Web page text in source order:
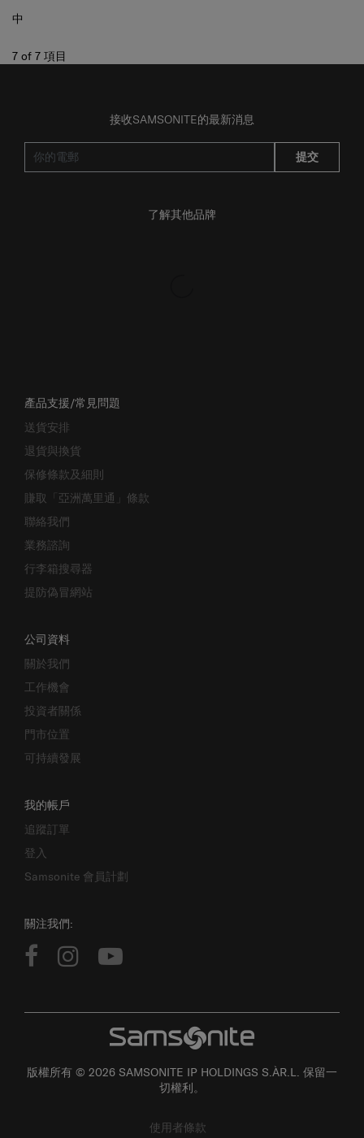
中
7 of 7 項目
接收SAMSONITE的最新消息
提交
了解其他品牌
產品支援/常見問題
送貨安排
退貨與換貨
保修條款及細則
賺取「亞洲萬里通」條款
聯絡我們
業務諮詢
行李箱搜尋器
提防偽冒網站
公司資料
關於我們
工作機會
投資者關係
門市位置
可持續發展
我的帳戶
追蹤訂單
登入
Samsonite 會員計劃
關注我們:
版權所有 © 2026 SAMSONITE IP HOLDINGS S.ÀR.L. 保留一
切權利。
使用者條款